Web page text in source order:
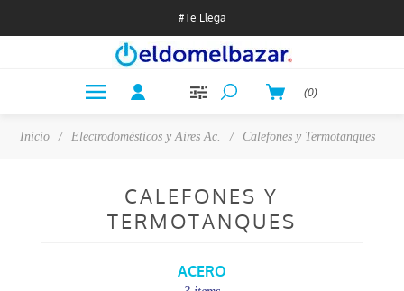
#Te Llega
(0)
Inicio / Electrodomésticos y Aires Ac. / Calefones y Termotanques
ACERO
CALEFONES Y
TERMOTANQUES